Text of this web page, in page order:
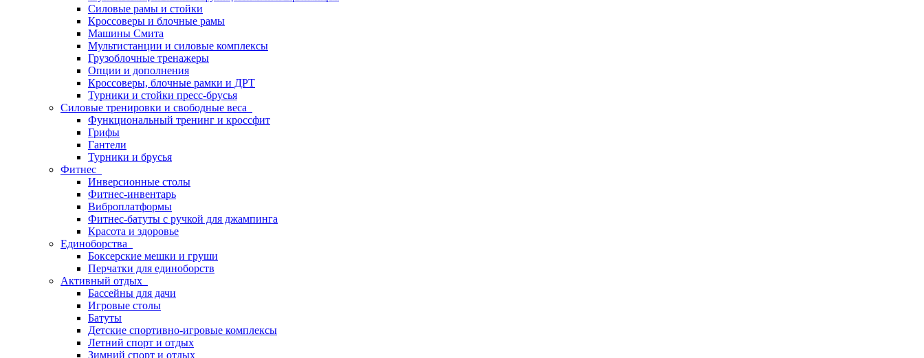
Силовые рамы и стойки
Кроссоверы и блочные рамы
Машины Смита
Мультистанции и силовые комплексы
Грузоблочные тренажеры
Опции и дополнения
Кроссоверы, блочные рамки и ДРТ
Турники и стойки пресс-брусья
Силовые тренировки и свободные веса
Функциональный тренинг и кроссфит
Грифы
Гантели
Турники и брусья
Фитнес
Инверсионные столы
Фитнес-инвентарь
Виброплатформы
Фитнес-батуты с ручкой для джампинга
Красота и здоровье
Единоборства
Боксерские мешки и груши
Перчатки для единоборств
Активный отдых
Бассейны для дачи
Игровые столы
Батуты
Детские спортивно-игровые комплексы
Летний спорт и отдых
Зимний спорт и отдых